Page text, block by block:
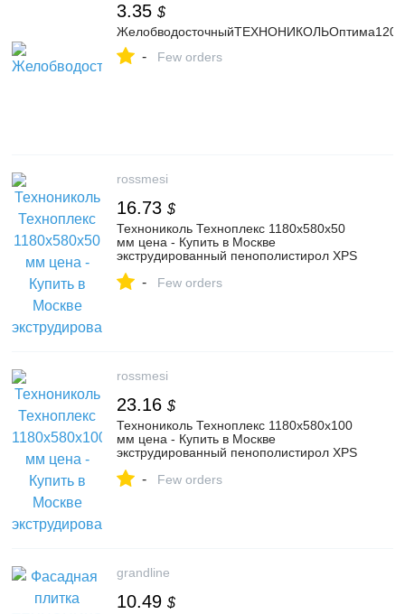
3.35 $
ЖелобводосточныйТЕХНОНИКОЛЬОптима120/
- Few orders
rossmesi
16.73 $
Технониколь Техноплекс 1180х580х50
мм цена - Купить в Москве
экструдированный пенополистирол XPS
- Few orders
rossmesi
23.16 $
Технониколь Техноплекс 1180х580х100
мм цена - Купить в Москве
экструдированный пенополистирол XPS
- Few orders
grandline
10.49 $